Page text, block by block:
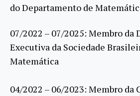
do Departamento de
07/2022 – 07/2025: Membro
Executiva da Sociedade
Matemática
04/2022 – 06/2023: Membro da